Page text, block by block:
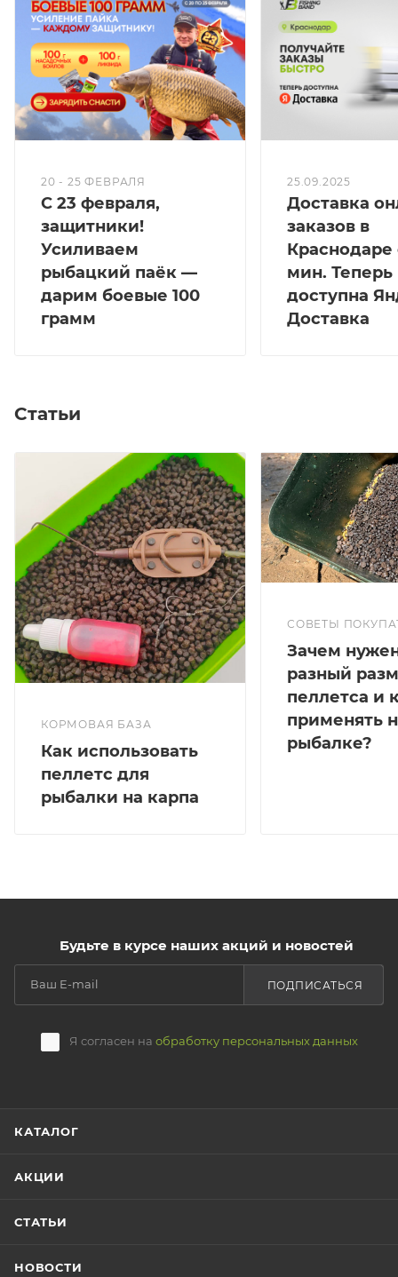
20 - 25 ФЕВРАЛЯ
С 23 февраля,
защитники!
Усиливаем
рыбацкий паёк —
дарим боевые 100
грамм
25.09.2025
Доставка
заказов в
Краснодаре
мин. Теперь
доступна
Доставка
Статьи
КОРМОВАЯ БАЗА
Как использовать
пеллетс для
рыбалки на карпа
СОВЕТЫ
Зачем
разный
пеллетса и
применять
рыбалке?
Будьте в курсе наших акций и новостей
Я согласен на обработку персональных данных
ПОДПИСАТЬСЯ
КАТАЛОГ
АКЦИИ
СТАТЬИ
НОВОСТИ